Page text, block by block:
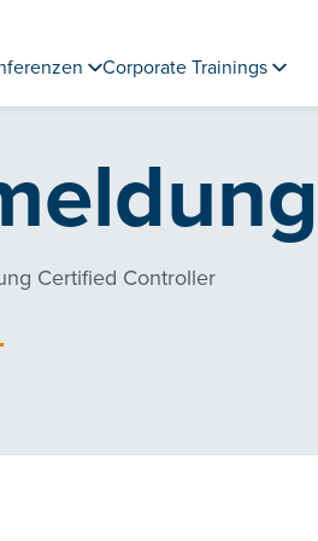
Corporate Trainings
Certified Controller